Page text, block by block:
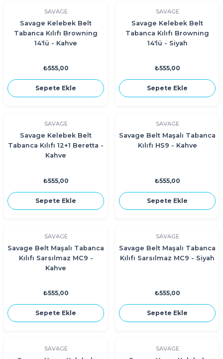
SAVAGE
Savage Kelebek Belt
Tabanca Kılıfı Browning
14'lü - Kahve
₺555,00
Sepete Ekle
SAVAGE
Savage Kelebek Belt
Tabanca Kılıfı Browning
14'lü - Siyah
₺555,00
Sepete Ekle
SAVAGE
Savage Kelebek Belt
Tabanca Kılıfı 12+1 Beretta -
Kahve
₺555,00
Sepete Ekle
SAVAGE
Savage Belt Maşalı Tabanca
Kılıfı HS9 - Kahve
₺555,00
Sepete Ekle
SAVAGE
Savage Belt Maşalı Tabanca
Kılıfı Sarsılmaz MC9 -
Kahve
₺555,00
Sepete Ekle
SAVAGE
Savage Belt Maşalı Tabanca
Kılıfı Sarsılmaz MC9 - Siyah
₺555,00
Sepete Ekle
SAVAGE SAVAGE